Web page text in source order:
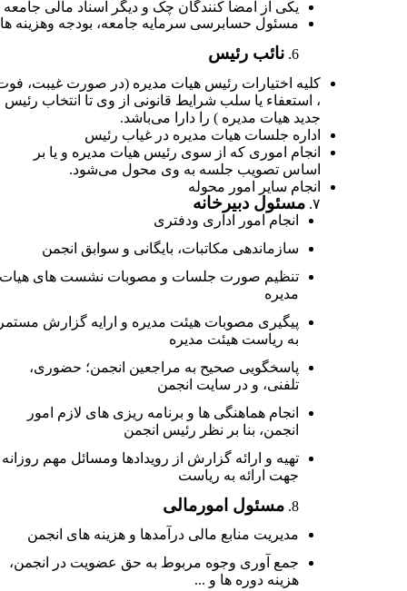
یکی از امضا کنندگان چک و دیگر اسناد مالی جامعه
مسئول حسابرسی سرمایه جامعه، بودجه وهزینه ها
نائب رئیس
کلیه اختیارات رئیس هیات مدیره (در صورت غیبت، فوت
، استعفاء یا سلب شرایط قانونی از وی تا انتخاب رئیس
جدید هیات مدیره ) را دارا می‌باشد.
اداره جلسات هیات مدیره در غیاب رئیس
انجام اموری که از سوی رئیس هیات مدیره و یا بر
اساس تصویب جلسه به وی محول می‌شود.
انجام سایر امور محوله
مسئول دبیرخانه
انجام امور اداری ودفتری
سازماندهی مکاتبات، بایگانی و سوابق انجمن
تنظیم صورت جلسات و مصوبات نشست های هیات
مدیره
پیگیری مصوبات هیئت مدیره و ارایه گزارش مستمر
به ریاست هیئت مدیره
پاسخگویی صحیح به مراجعین انجمن؛ حضوری،
تلفنی، و در سایت انجمن
انجام هماهنگی ها و برنامه ریزی های لازم امور
انجمن، بنا بر نظر رئیس انجمن
تهیه و ارائه گزارش از رویدادها ومسائل مهم روزانه
جهت ارائه به ریاست
مسئول امورمالی
مدیریت منابع مالی درآمدها و هزینه های انجمن
جمع آوری وجوه مربوط به حق عضویت در انجمن،
هزینه دوره ها و ...